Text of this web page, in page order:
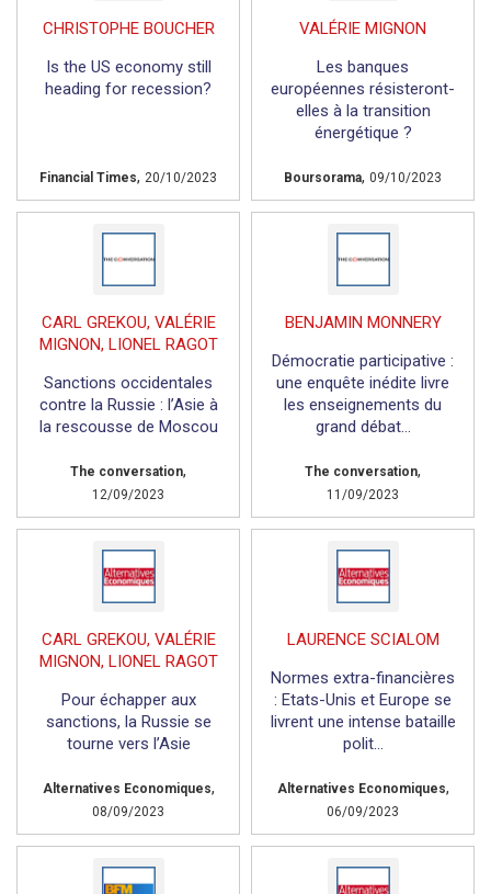
CHRISTOPHE BOUCHER
Is the US economy still
heading for recession?
Financial Times, 20/10/2023
VALÉRIE MIGNON
Les banques
européennes résisteront-
elles à la transition
énergétique ?
Boursorama, 09/10/2023
CARL GREKOU, VALÉRIE
MIGNON, LIONEL RAGOT
Sanctions occidentales
contre la Russie : l’Asie à
la rescousse de Moscou
The conversation,
12/09/2023
BENJAMIN MONNERY
Démocratie participative :
une enquête inédite livre
les enseignements du
grand débat...
The conversation,
11/09/2023
CARL GREKOU, VALÉRIE
MIGNON, LIONEL RAGOT
Pour échapper aux
sanctions, la Russie se
tourne vers l’Asie
Alternatives Economiques,
08/09/2023
LAURENCE SCIALOM
Normes extra-financières
: Etats-Unis et Europe se
livrent une intense bataille
polit...
Alternatives Economiques,
06/09/2023